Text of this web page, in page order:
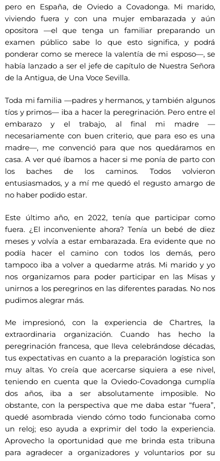
pero en España, de Oviedo a Covadonga. Mi marido,
viviendo fuera y con una mujer embarazada y aún
opositora —el que tenga un familiar preparando un
examen público sabe lo que esto significa, y podrá
ponderar como se merece la valentía de mi esposo—, se
había lanzado a ser el jefe de capítulo de Nuestra Señora
de la Antigua, de Una Voce Sevilla.
Toda mi familia —padres y hermanos, y también algunos
tíos y primos— iba a hacer la peregrinación. Pero entre el
embarazo y el trabajo, al final mi madre —
necesariamente con buen criterio, que para eso es una
madre—, me convenció para que nos quedáramos en
casa. A ver qué íbamos a hacer si me ponía de parto con
los baches de los caminos. Todos volvieron
entusiasmados, y a mí me quedó el regusto amargo de
no haber podido estar.
Este último año, en 2022, tenía que participar como
fuera. ¿El inconveniente ahora? Tenía un bebé de diez
meses y volvía a estar embarazada. Era evidente que no
podía hacer el camino con todos los demás, pero
tampoco iba a volver a quedarme atrás. Mi marido y yo
nos organizamos para poder participar en las Misas y
unirnos a los peregrinos en las diferentes paradas. No nos
pudimos alegrar más.
Me impresionó, con la experiencia de Chartres, la
extraordinaria organización. Cuando has hecho la
peregrinación francesa, que lleva celebrándose décadas,
tus expectativas en cuanto a la preparación logística son
muy altas. Yo creía que acercarse siquiera a ese nivel,
teniendo en cuenta que la Oviedo-Covadonga cumplía
dos años, iba a ser absolutamente imposible. No
obstante, con la perspectiva que me daba estar “fuera”,
quedé asombrada viendo cómo todo funcionaba como
un reloj; eso ayuda a exprimir del todo la experiencia.
Aprovecho la oportunidad que me brinda esta tribuna
para agradecer a organizadores y voluntarios por su